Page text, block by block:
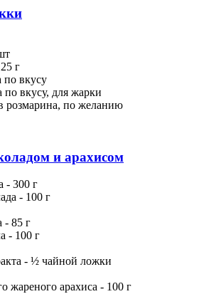
г
по вкусу
по вкусу, для жарки
розмарина, по желанию
и арахисом
- 300 г
- 100 г
- 85 г
- 100 г
- ½ чайной ложки
жареного арахиса - 100 г